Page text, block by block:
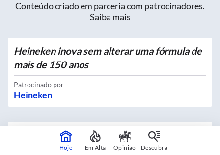
Conteúdo criado em parceria com patrocinadores.
Saiba mais
Heineken inova sem alterar uma fórmula de
mais de 150 anos
Patrocinado por
Heineken
Quatro novos Bosques Urbanos recebem
mais de 4 mil mudas no Centro
Hoje Em Alta Opinião Descubra